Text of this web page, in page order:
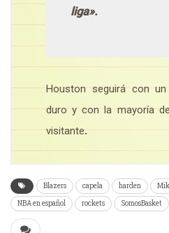
liga».
Houston seguirá con
duro y con la mayoría
visitante.
Blazers capela harden
NBA en español
rockets SomosBasket